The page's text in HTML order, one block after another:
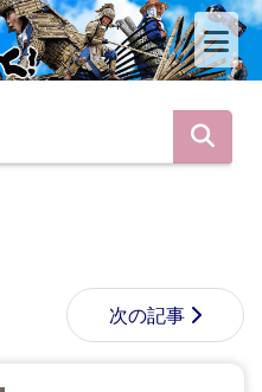
次の記事